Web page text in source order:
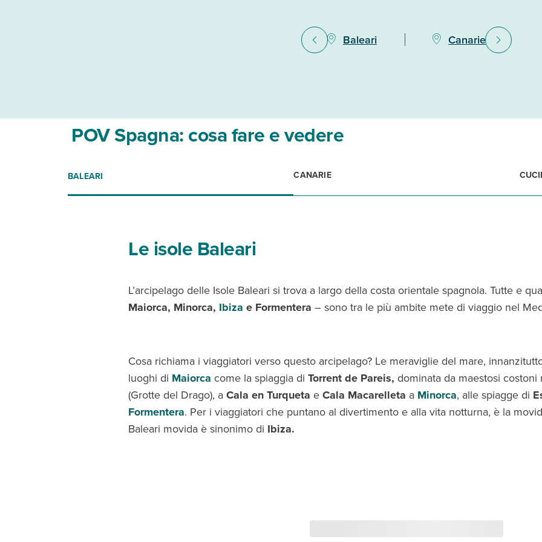
Baleari Canarie
POV Spagna: cosa fare e vedere
BALEARI CANARIE
Le isole Baleari
L’arcipelago delle Isole Baleari si trova a largo della costa orientale spagnola. Tutte e
Maiorca, Minorca, Ibiza e Formentera – sono tra le più ambite mete di viaggio nel
Cosa richiama i viaggiatori verso questo arcipelago? Le meraviglie del mare,
luoghi di Maiorca come la spiaggia di Torrent de Pareis, dominata da maestosi
(Grotte del Drago), aCala en Turqueta eCala Macarelleta a Minorca, alle spiagge di
Formentera. Per i viaggiatori che puntano al divertimento e alla vita notturna, è la
Baleari movida è sinonimo di Ibiza.